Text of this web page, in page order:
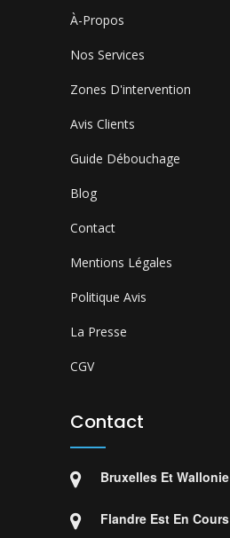
À-Propos
Nos Services
Zones D'intervention
Avis Clients
Guide Débouchage
Blog
Contact
Mentions Légales
Politique Avis
La Presse
CGV
Contact
Bruxelles Et Wallonie
Flandre Est En Cours